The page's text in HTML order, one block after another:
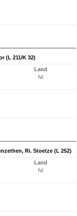
(L 211/K 32)
Land
NI
Ri. Stoetze (L 252)
Land
NI